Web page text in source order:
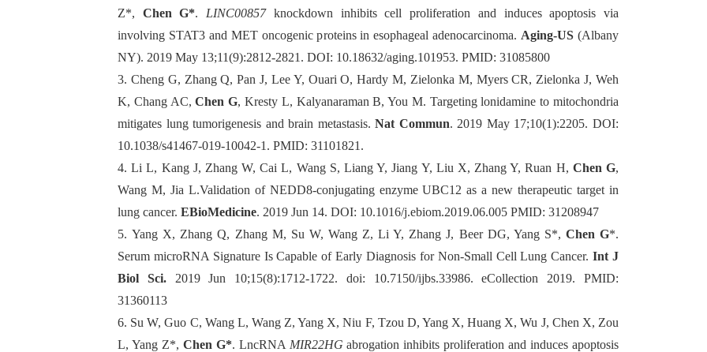
Z*, Chen G*. LINC00857knockdown inhibits cell proliferation and induces apoptosis via
involving STAT3 and MET oncogenic proteins in esophageal adenocarcinoma. Aging-US (Albany
NY). 2019 May 13;11(9):2812-2821. DOI: 10.18632/aging.101953. PMID: 31085800
3. Cheng G, Zhang Q, Pan J, Lee Y, Ouari O, Hardy M, Zielonka M, Myers CR, Zielonka J, Weh
K, Chang AC,Chen G, Kresty L, Kalyanaraman B, You M. Targeting lonidamine to mitochondria
mitigates lung tumorigenesis and brain metastasis.Nat Commun. 2019 May 17;10(1):2205.DOI:
10.1038/s41467-019-10042-1. PMID: 31101821.
4.Li L, Kang J, Zhang W, Cai L, Wang S, Liang Y, Jiang Y, Liu X, Zhang Y, Ruan H, Chen G,
Wang M, Jia L.Validation of NEDD8-conjugating enzyme UBC12 as a new therapeutic target in
lung cancer. EBioMedicine. 2019 Jun 14. DOI: 10.1016/j.ebiom.2019.06.005 PMID: 31208947
5.Yang X, Zhang Q, Zhang M, Su W, Wang Z, Li Y, Zhang J, Beer DG, Yang S*, Chen G*.
Serum microRNA Signature Is Capable of Early Diagnosis for Non-Small Cell Lung Cancer.Int J
Biol Sci.2019 Jun 10;15(8):1712-1722. doi: 10.7150/ijbs.33986. eCollection 2019. PMID:
31360113
6. Su W, Guo C, Wang L, Wang Z, Yang X, Niu F, Tzou D, Yang X, Huang X, Wu J, Chen X, Zou
L, Yang Z*, Chen G*. LncRNA MIR22HG abrogation inhibits proliferation and induces apoptosis